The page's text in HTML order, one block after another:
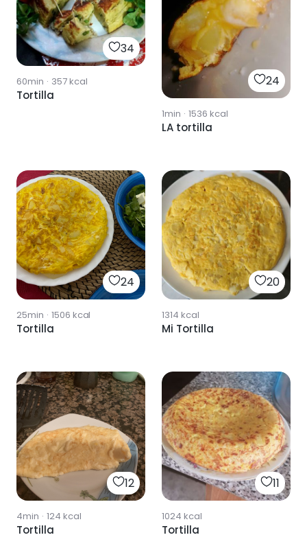
34
60min · 357kcal
Tortilla
24
1min · 1536 kcal
LA tortilla
24
25min · 1506 kcal
Tortilla
20
1314 kcal
Mi Tortilla
12
4min · 124 kcal
Tortilla
11
1024 kcal
Tortilla